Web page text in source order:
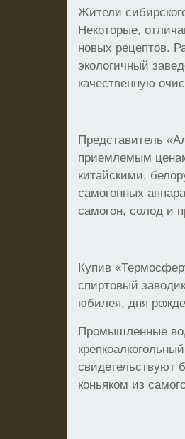
Жители
Некоторые,
новых рецептов.
экологичный
качественную
Представитель
приемлемым
китайскими,
самогонных
самогон, солод и
Купив
спиртовый
юбилея, дня
Промышленные
свидетельствуют
коньяком из